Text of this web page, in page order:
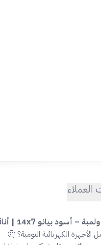
العملاء
الكهربائية اليومية؟ 🤔